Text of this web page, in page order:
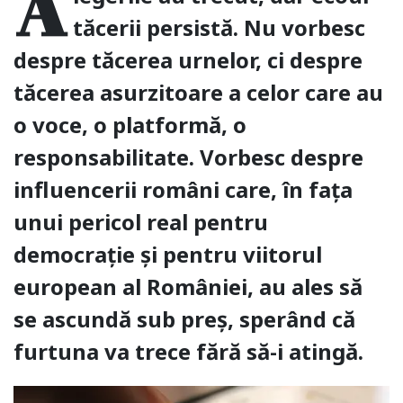
tăcerii persistă. Nu vorbesc
despre tăcerea urnelor, ci despre
tăcerea asurzitoare a celor care au
o voce, o platformă, o
responsabilitate. Vorbesc despre
influencerii români care, în fața
unui pericol real pentru
democrație și pentru viitorul
european al României, au ales să
se ascundă sub preș, sperând că
furtuna va trece fără să-i atingă.